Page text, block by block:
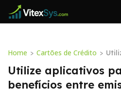
Home > Cartões de Crédito >
es
Utilize aplicativos
benefícios entre